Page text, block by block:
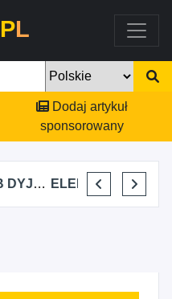
L
Dodaj artykuł
sponsorowany
ELENA MAKARCHIK